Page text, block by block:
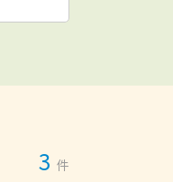
3 件